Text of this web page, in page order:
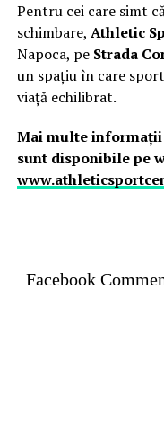
Pentru cei care simt
schimbare, Athletic
Napoca, pe Strada
un spațiu în care
viață echilibrat.
Mai multe informații
sunt disponibile pe
Facebook